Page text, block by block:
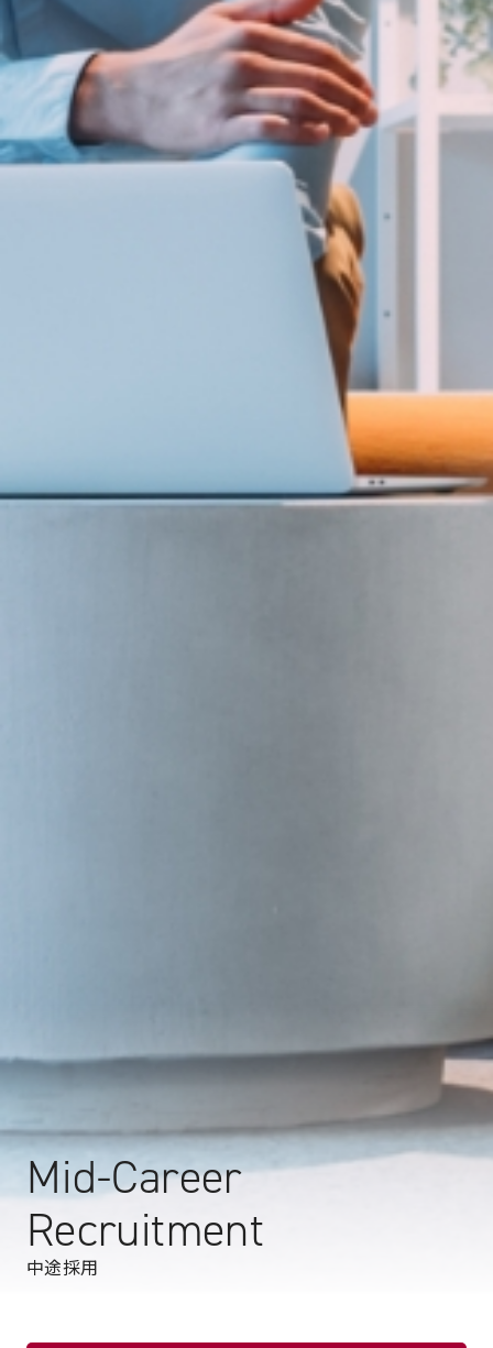
Mid-Career
Recruitment
中途採用